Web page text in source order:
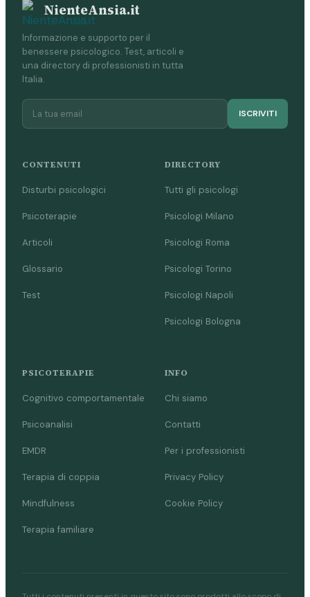
NienteAnsia.it
Informazione e supporto per il
benessere psicologico. Test, articoli e
una directory di professionisti in tutta
Italia.
ISCRIVITI
CONTENUTI
Disturbi psicologici
Psicoterapie
Articoli
Glossario
Test
DIRECTORY
Tutti gli psicologi
Psicologi Milano
Psicologi Roma
Psicologi Torino
Psicologi Napoli
Psicologi Bologna
PSICOTERAPIE
Cognitivo comportamentale
Psicoanalisi
EMDR
Terapia di coppia
Mindfulness
Terapia familiare
INFO
Chi siamo
Contatti
Per i professionisti
Privacy Policy
Cookie Policy